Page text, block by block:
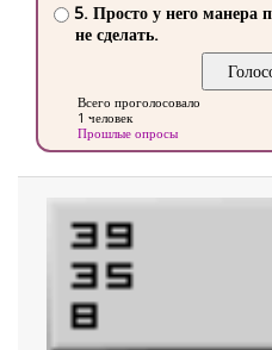
5. Просто у него манера
не сделать.
Всего проголосовало
1 человек
Прошлые опросы